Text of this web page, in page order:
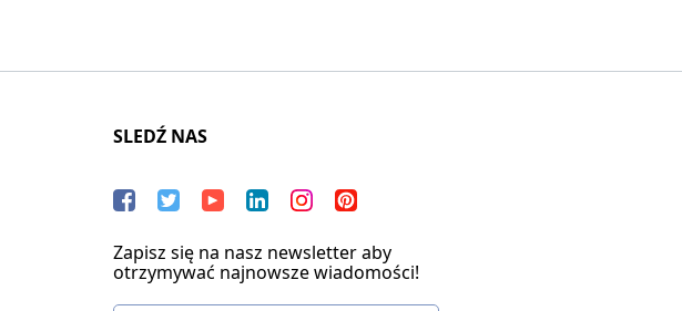
SLEDŹ NAS
Zapisz się na nasz newsletter aby
otrzymywać najnowsze wiadomości!